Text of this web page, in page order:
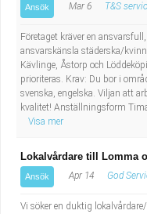
Ansök Mar 6 T&S
Företaget kräver en
ansvarskänsla städerska/
Kävlinge, Åstorp och
prioriteras. Krav: Du bor i
svenska, engelska. Viljan att
kvalitet! Anställningsform
Visa mer
Lokalvårdare till Lomma
Ansök Apr 14 God
Vi söker en duktig